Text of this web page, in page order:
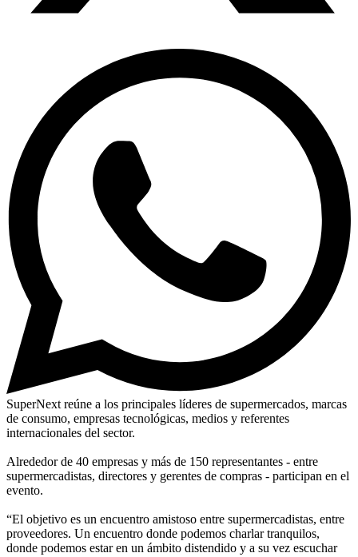
SuperNext reúne a los principales líderes de supermercados, marcas
de consumo, empresas tecnológicas, medios y referentes
internacionales del sector.
Alrededor de 40 empresas y más de 150 representantes - entre
supermercadistas, directores y gerentes de compras - participan en el
evento.
“El objetivo es un encuentro amistoso entre supermercadistas, entre
proveedores. Un encuentro donde podemos charlar tranquilos,
donde podemos estar en un ámbito distendido y a su vez escuchar